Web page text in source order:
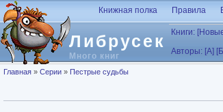
Перейти к основному содержанию
Либрусек
Много книг
Книжная полка Правила
Книги:
Авторы: [А]
Вы здесь
Главная » Серии » Пестрые судьбы